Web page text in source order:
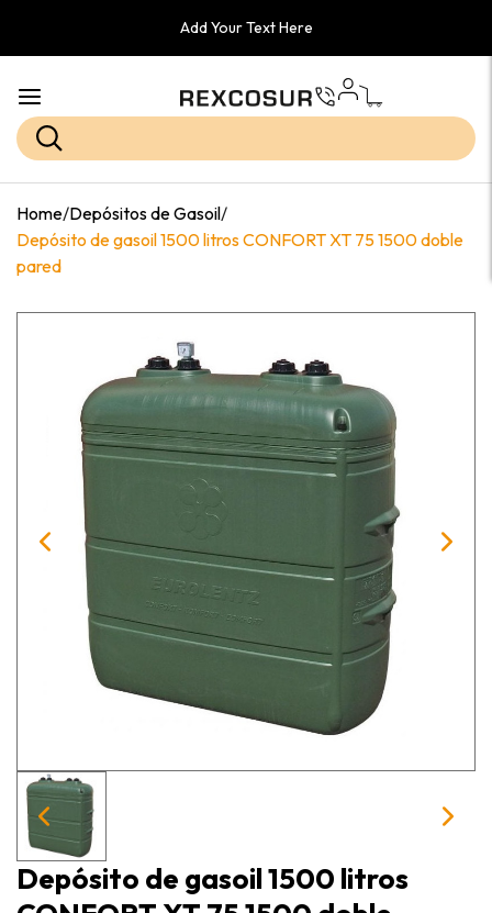
Add Your Text Here
Home/Depósitos de Gasoil/
Depósito de gasoil 1500 litros CONFORT XT 75 1500 doble
pared
Depósito de gasoil 1500 litros